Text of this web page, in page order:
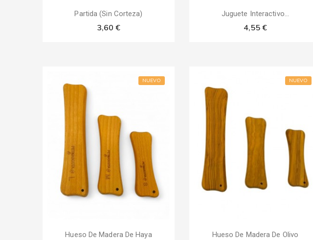
Partida (Sin Corteza)
3,60 €
Juguete Interactivo...
4,55 €
NUEVO
Hueso De Madera De Haya
NUEVO
Hueso De Madera De Olivo